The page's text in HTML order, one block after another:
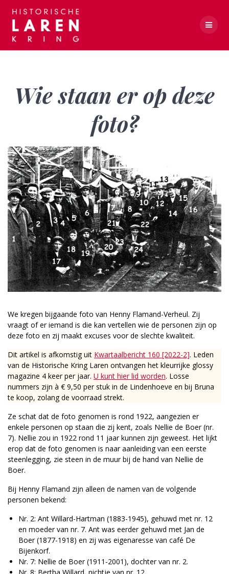
Wie staan er op deze
foto?
We kregen bijgaande foto van Henny Flamand-Verheul. Zij
vraagt of er iemand is die kan vertellen wie de personen zijn op
deze foto en zij maakt excuses voor de slechte kwaliteit.
Dit artikel is afkomstig uit Kwartaalbericht 160 [2022-2]. Leden
van de Historische Kring Laren ontvangen het kleurrijke glossy
magazine 4 keer per jaar. U kunt hier lid worden. Losse
nummers zijn à € 9,50 per stuk in de Lindenhoeve en bij Bruna
te koop, zolang de voorraad strekt.
Ze schat dat de foto genomen is rond 1922, aangezien er
enkele personen op staan die zij kent, zoals Nellie de Boer (nr.
7). Nellie zou in 1922 rond 11 jaar kunnen zijn geweest. Het lijkt
erop dat de foto genomen is naar aanleiding van een eerste
steenlegging, zie steen in de muur bij de hand van Nellie de
Boer.
Bij Henny Flamand zijn alleen de namen van de volgende
personen bekend:
Nr. 2: Ant Willard-Hartman (1883-1945), gehuwd met nr. 12
en moeder van nr. 7. Ant was eerder gehuwd met Jan de
Boer (1877-1918) en zij was eigenaresse van café De
Bijenkorf.
Nr. 7: Nellie de Boer (1911-2001), dochter van nr. 2.